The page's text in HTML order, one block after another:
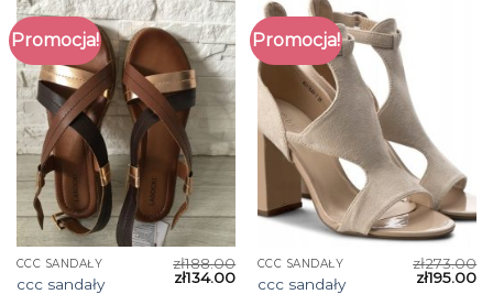
Promocja!
CCC SANDAŁY
ccc sandały
zł188.00
zł134.00
Promocja!
CCC SANDAŁY
ccc sandały
zł273.00
zł195.00